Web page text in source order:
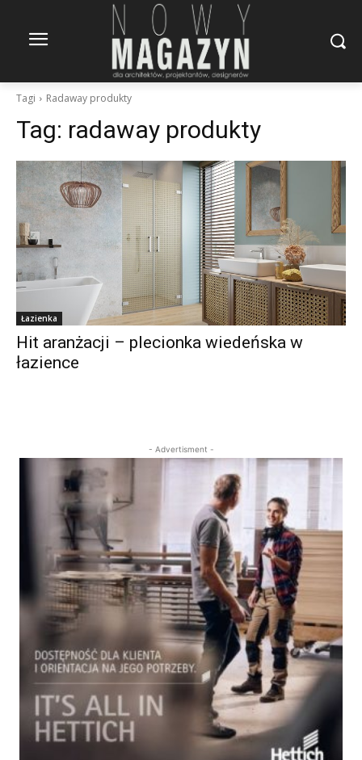
Tagi Radaway produkty
Tag: radaway produkty
Łazienka
Hit aranżacji – plecionka wiedeńska w
łazience
- Advertisment -